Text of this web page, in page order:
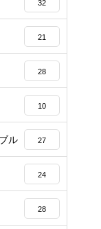
32
21
28
10
ル 27
24
28